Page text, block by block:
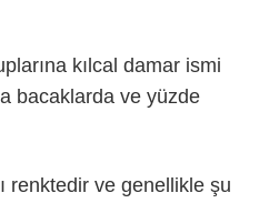
kılcal damar ismi
bacaklarda ve yüzde
renktedir ve genellikle şu